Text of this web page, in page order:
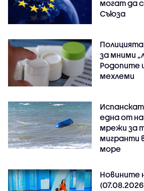
могат да
Съюза
за мними
Родопите
мехлеми
една от
мрежи за
мигранти
море
Новините